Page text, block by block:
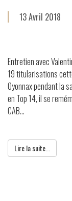
13 Avril 2018
Entretien avec
19 titularisations
Oyonnax pendant la
en Top 14, il se
CAB...
Lire la suite...